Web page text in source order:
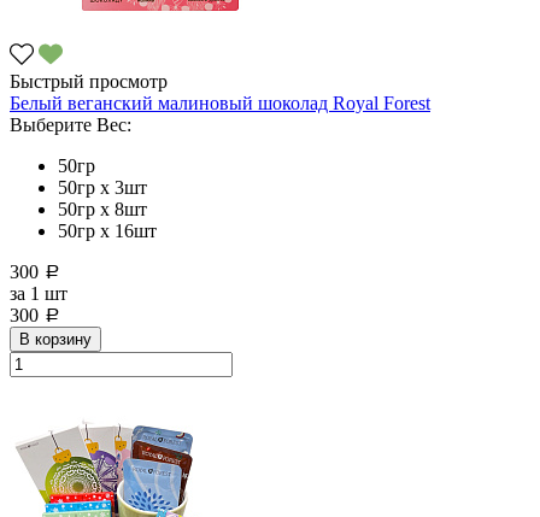
Быстрый просмотр
Белый веганский малиновый шоколад Royal Forest
Выберите Вес:
50гр
50гр х 3шт
50гр х 8шт
50гр х 16шт
300 a
за 1 шт
300 a
В корзину